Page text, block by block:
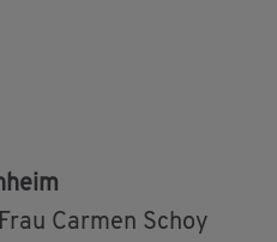
Car­men Schoy